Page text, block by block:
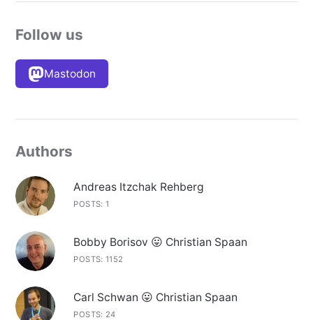
Follow us
Mastodon
Authors
Andreas Itzchak Rehberg
POSTS: 1
Bobby Borisov 😛 Christian Spaan
POSTS: 1152
Carl Schwan 😛 Christian Spaan
POSTS: 24